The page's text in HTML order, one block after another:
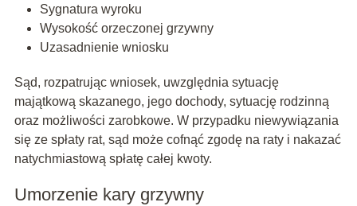
Sygnatura wyroku
Wysokość orzeczonej grzywny
Uzasadnienie wniosku
Sąd, rozpatrując wniosek, uwzględnia sytuację
majątkową skazanego, jego dochody, sytuację rodzinną
oraz możliwości zarobkowe. W przypadku niewywiązania
się ze spłaty rat, sąd może cofnąć zgodę na raty i nakazać
natychmiastową spłatę całej kwoty.
Umorzenie kary grzywny